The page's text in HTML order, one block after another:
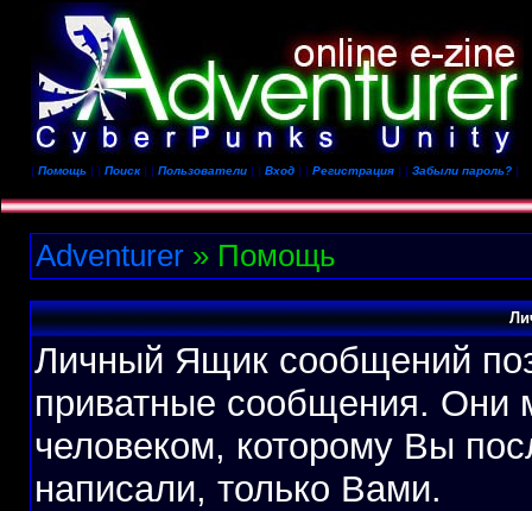
| Помощь| | Поиск| | Пользователи| | Вход| | Регистрация| | Забыли пароль?|
Adventurer» Помощь
Личный Ящик сообщений
приватные сообщения. Они
человеком, которому Вы
написали, только Вами.